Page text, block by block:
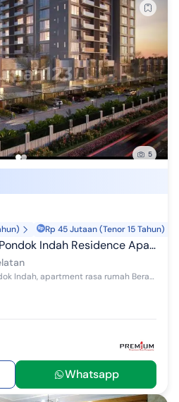
5
Rp 45 Jutaan (Tenor 15 Tahun)
Residence Apartment Rasa Rumah
Amala Terrace Suites at Pondok Indah, apartment rasa rumah Berada dibawah tower Amala Residences Pondok Indah Dengan lahan parkir berada tepat dep...
Whatsapp